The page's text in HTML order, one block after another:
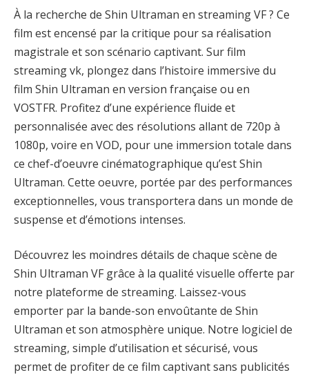
À la recherche de Shin Ultraman en streaming VF ? Ce
film est encensé par la critique pour sa réalisation
magistrale et son scénario captivant. Sur film
streaming vk, plongez dans l’histoire immersive du
film Shin Ultraman en version française ou en
VOSTFR. Profitez d’une expérience fluide et
personnalisée avec des résolutions allant de 720p à
1080p, voire en VOD, pour une immersion totale dans
ce chef-d’oeuvre cinématographique qu’est Shin
Ultraman. Cette oeuvre, portée par des performances
exceptionnelles, vous transportera dans un monde de
suspense et d’émotions intenses.
Découvrez les moindres détails de chaque scène de
Shin Ultraman VF grâce à la qualité visuelle offerte par
notre plateforme de streaming. Laissez-vous
emporter par la bande-son envoûtante de Shin
Ultraman et son atmosphère unique. Notre logiciel de
streaming, simple d’utilisation et sécurisé, vous
permet de profiter de ce film captivant sans publicités